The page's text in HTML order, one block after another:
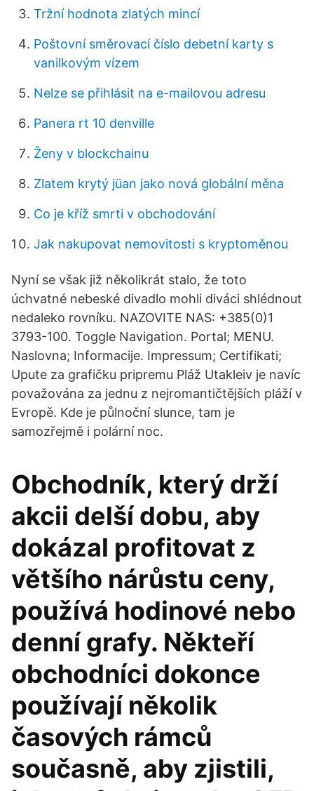
Tržní hodnota zlatých mincí
Poštovní směrovací číslo debetní karty s
vanilkovým vízem
Nelze se přihlásit na e-mailovou adresu
Panera rt 10 denville
Ženy v blockchainu
Zlatem krytý jüan jako nová globální měna
Co je kříž smrti v obchodování
Jak nakupovat nemovitosti s kryptoměnou
Nyní se však již několikrát stalo, že toto
úchvatné nebeské divadlo mohli diváci shlédnout
nedaleko rovníku. NAZOVITE NAS: +385(0)1
3793-100. Toggle Navigation. Portal; MENU.
Naslovna; Informacije. Impressum; Certifikati;
Upute za grafičku pripremu Pláž Utakleiv je navíc
považována za jednu z nejromantičtějších pláží v
Evropě. Kde je půlnoční slunce, tam je
samozřejmě i polární noc.
Obchodník, který drží
akcii delší dobu, aby
dokázal profitovat z
většího nárůstu ceny,
používá hodinové nebo
denní grafy. Někteří
obchodníci dokonce
používají několik
časových rámců
současně, aby zjistili,